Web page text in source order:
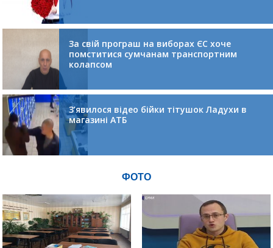
За свій програш на виборах ЄС хоче
помститися сумчанам транспортним
колапсом
З’явилося відео бійки тітушок Ладухи в
магазині АТБ
ФОТО